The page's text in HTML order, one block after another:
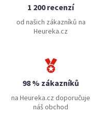
1 200 recenzí
od našich zákazníků na
Heureka.cz
98 % zákazníků
na Heureka.cz doporučuje
náš obchod